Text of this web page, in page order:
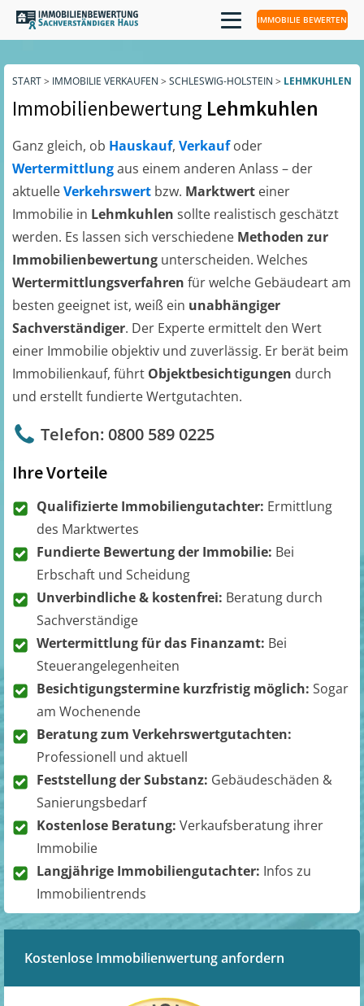
IMMOBILIE BEWERTEN
START> IMMOBILIE VERKAUFEN > SCHLESWIG-HOLSTEIN > LEHMKUHLEN
Immobilienbewertung Lehmkuhlen
Ganz gleich, ob Hauskauf, Verkaufoder
Wertermittlungaus einem anderen Anlass – der
aktuelleVerkehrswert bzw. Marktwert einer
Immobilie in Lehmkuhlen sollte realistisch geschätzt
werden. Es lassen sich verschiedene Methoden zur
Immobilienbewertung unterscheiden. Welches
Wertermittlungsverfahren für welche Gebäudeart am
besten geeignet ist, weiß ein unabhängiger
Sachverständiger. Der Experte ermittelt den Wert
einer Immobilie objektiv und zuverlässig. Er berät beim
Immobilienkauf, führt Objektbesichtigungen durch
und erstellt fundierte Wertgutachten.
Telefon: 0800 589 0225
Ihre Vorteile
Qualifizierte Immobiliengutachter: Ermittlung
des Marktwertes
Fundierte Bewertung der Immobilie: Bei
Erbschaft und Scheidung
Unverbindliche & kostenfrei: Beratung durch
Sachverständige
Wertermittlung für das Finanzamt: Bei
Steuerangelegenheiten
Besichtigungstermine kurzfristig möglich: Sogar
am Wochenende
Beratung zum Verkehrswertgutachten:
Professionell und aktuell
Feststellung der Substanz: Gebäudeschäden &
Sanierungsbedarf
Kostenlose Beratung: Verkaufsberatung ihrer
Immobilie
Langjährige Immobiliengutachter: Infos zu
Immobilientrends
Kostenlose Immobilienwertung anfordern